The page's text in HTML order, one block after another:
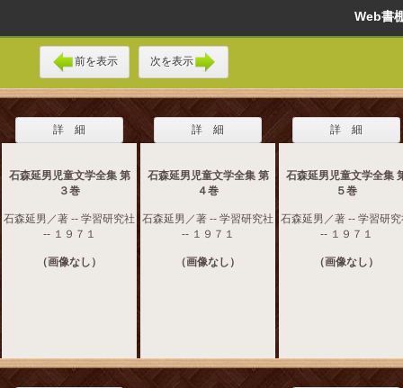
Web
前を表示 次を表示
詳 細
石森延男児童文学全集 第
３巻
石森延男／著 -- 学習研究社
-- １９７１
（画像なし）
詳 細
石森延男児童文学全集 第
４巻
石森延男／著 -- 学習研究社
-- １９７１
（画像なし）
詳 細
石森延男児童文学全集
５巻
石森延男／著 -- 学習研
-- １９７１
（画像なし）